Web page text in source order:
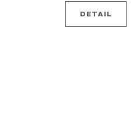
DETAIL